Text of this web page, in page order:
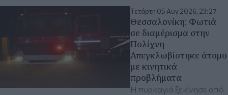
Τετάρτη 05 Αυγ 2026, 23:27
Θεσσαλονίκη: Φωτιά
σε διαμέρισμα στην
Πολίχνη -
Απεγκλωβίστηκε άτομο
με κινητικά
προβλήματα
Η πυρκαγιά ξεκίνησε από